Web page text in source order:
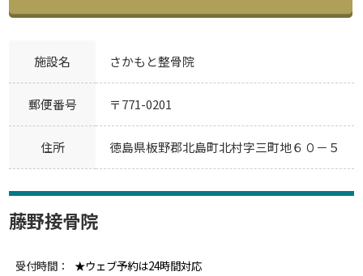
施設名 さかもと整骨院
郵便番号 〒771-0201
住所 徳島県板野郡北島町北村字三町地６０－５
藤野接骨院
受付時間： ★ウェブ予約は24時間対応